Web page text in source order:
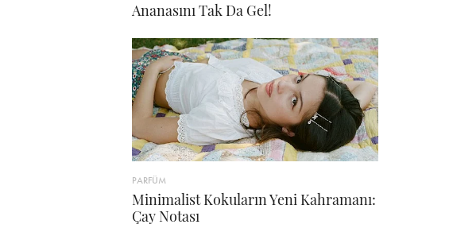
Ananasını Tak Da Gel!
PARFÜM
Minimalist Kokuların Yeni Kahramanı:
Çay Notası